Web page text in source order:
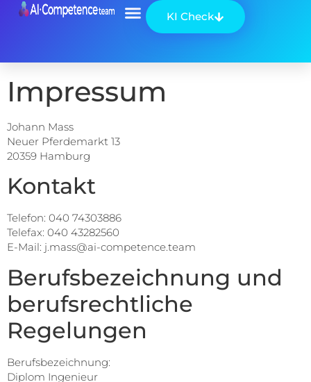
KI Check
Impressum
Johann Mass
Neuer Pferdemarkt 13
20359 Hamburg
Kontakt
Telefon: 040 74303886
Telefax: 040 43282560
E-Mail: j.mass@ai-competence.team
Berufsbezeichnung und
berufsrechtliche
Regelungen
Berufsbezeichnung:
Diplom Ingenieur